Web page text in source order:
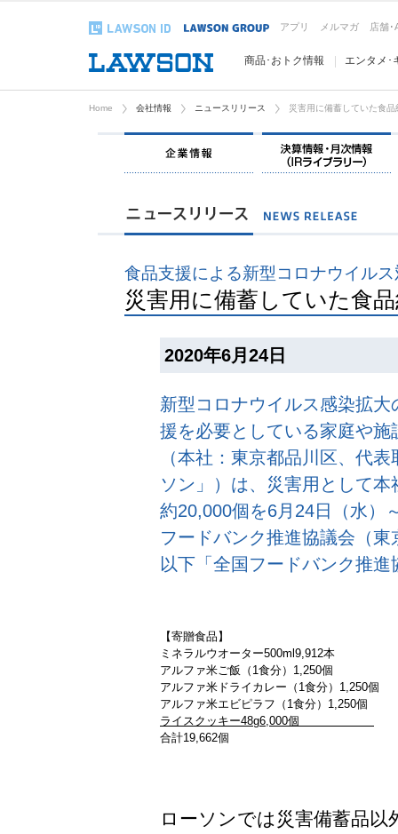
アプリ メルマガ 店舗･
商品･おトク情報 エンタメ･
Home 会社情報 ニュースリリース 災害用に備蓄していた食
企業情報
食品支援による新型コロナウイル
災害用に備蓄していた食
2020年6月24日
新型コロナウイルス感染拡
援を必要としている家庭や
（本社：東京都品川区、代
ソン」）は、災害用として
約20,000個を6月24日（水）
フードバンク推進協議会（
以下「全国フードバンク推
【寄贈食品】
ミネラルウオーター500ml 9,912本
アルファ米ご飯（1食分） 1,250個
アルファ米ドライカレー（1食分） 1,250個
アルファ米エビピラフ（1食分） 1,250個
ライスクッキー48g6,000個
合計19,662個
ローソンでは災害備蓄品